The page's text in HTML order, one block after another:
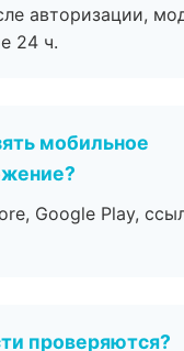
авторизации,
24 ч.
мобильное
Google Play,
проверяются?